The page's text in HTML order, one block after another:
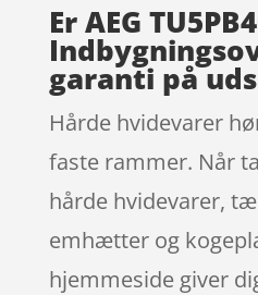
Er AEG
garanti på
Hårde hvidevarer
faste rammer. Når
hårde hvidevarer,
emhætter og
hjemmeside giver